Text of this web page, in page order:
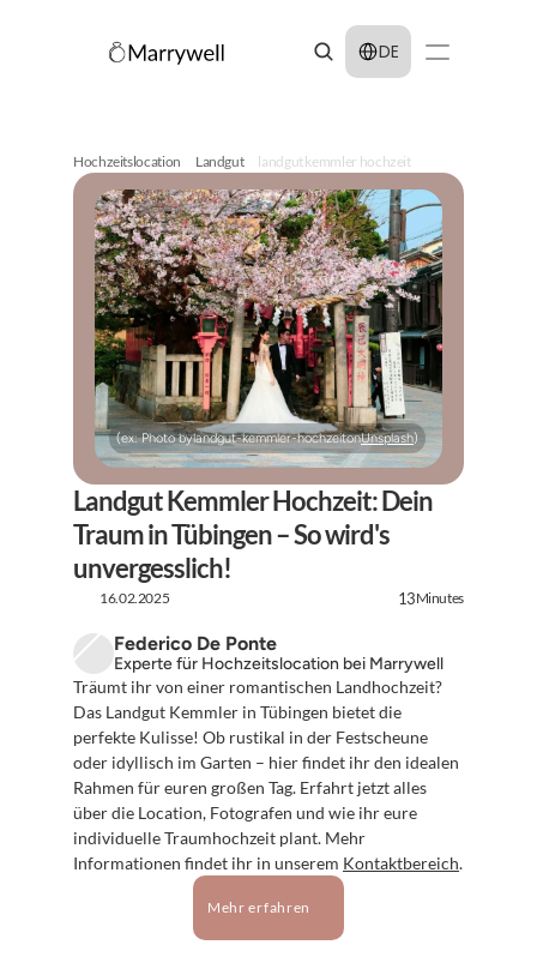
Select Language
DE
Hochzeitslocation Landgut landgut kemmler hochzeit
(ex: Photo bylandgut-kemmler-hochzeitonUnsplash)
Landgut Kemmler Hochzeit: Dein
Traum in Tübingen – So wird's
unvergesslich!
16.02.2025 13Minutes
Federico De Ponte
Experte für Hochzeitslocation bei Marrywell
Träumt ihr von einer romantischen Landhochzeit?
Das Landgut Kemmler in Tübingen bietet die
perfekte Kulisse! Ob rustikal in der Festscheune
oder idyllisch im Garten – hier findet ihr den idealen
Rahmen für euren großen Tag. Erfahrt jetzt alles
über die Location, Fotografen und wie ihr eure
individuelle Traumhochzeit plant. Mehr
Informationen findet ihr in unserem Kontaktbereich.
Mehr erfahren